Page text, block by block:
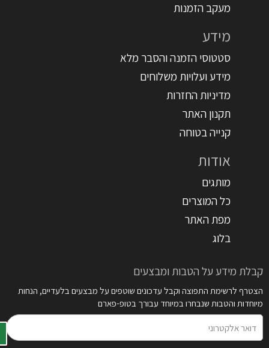
מעקב הזמנות
מידע
סטטוסי הזמנה והסבר מלא
מידע ועלויות משלוחים
מדיניות החזרות
תקנון האתר
קנייה בטוחה
אודות
מותגים
כל המוצרים
מפת האתר
בלוג
קבלת מידע על הטבות ומבצעים
הצטרף לרשימת התפוצה וקבל עדכונים שוטפים על מבצעים בלעדיים, הנחות
מיוחדות והטבות שנבחרו במיוחד עבורך בטופ-פארם
אלקטרוני